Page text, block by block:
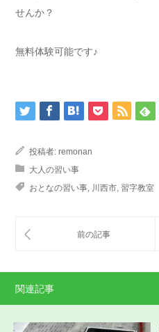
せんか？
無料体験可能です♪
投稿者: remonan
大人の習い事
おとなの習い事, 川西市, 習字教室
関連記事